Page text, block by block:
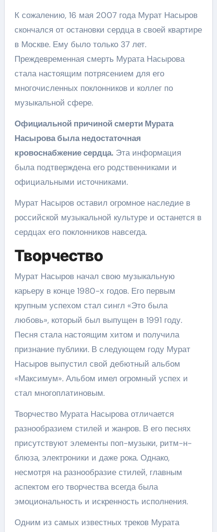
К сожалению, 16 мая 2007 года Мурат Насыров
скончался от остановки сердца в своей квартире
в Москве. Ему было только 37 лет.
Преждевременная смерть Мурата Насырова
стала настоящим потрясением для его
многочисленных поклонников и коллег по
музыкальной сфере.
Официальной причиной смерти Мурата
Насырова была недостаточная
кровоснабжение сердца.Эта информация
была подтверждена его родственниками и
официальными источниками.
Мурат Насыров оставил огромное наследие в
российской музыкальной культуре и останется в
сердцах его поклонников навсегда.
Творчество
Мурат Насыров начал свою музыкальную
карьеру в конце 1980-х годов. Его первым
крупным успехом стал сингл «Это была
любовь», который был выпущен в 1991 году.
Песня стала настоящим хитом и получила
признание публики. В следующем году Мурат
Насыров выпустил свой дебютный альбом
«Максимум». Альбом имел огромный успех и
стал многоплатиновым.
Творчество Мурата Насырова отличается
разнообразием стилей и жанров. В его песнях
присутствуют элементы поп-музыки, ритм-н-
блюза, электроники и даже рока. Однако,
несмотря на разнообразие стилей, главным
аспектом его творчества всегда была
эмоциональность и искренность исполнения.
Одним из самых известных треков Мурата